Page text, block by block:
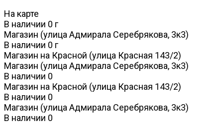
На карте
В наличии 0 г
Магазин (улица Адмирала Серебрякова, 3к3)
В наличии 0 г
Магазин на Красной (улица Красная 143/2)
Магазин (улица Адмирала Серебрякова, 3к3)
В наличии 0
Магазин на Красной (улица Красная 143/2)
В наличии 0
Магазин (улица Адмирала Серебрякова, 3к3)
В наличии 0